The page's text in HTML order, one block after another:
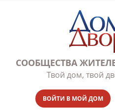
СООБЩЕСТВА
Твой дом, твой
ВОЙТИ В МОЙ ДОМ